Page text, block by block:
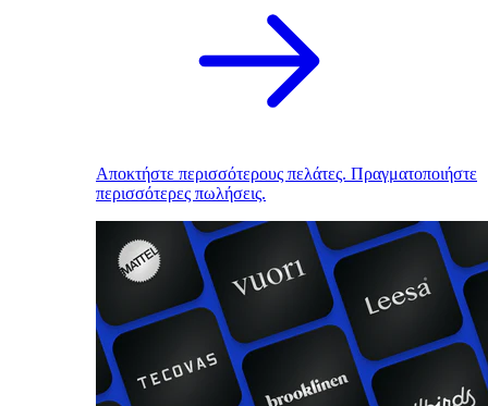
Αποκτήστε περισσότερους πελάτες. Πραγματοποιήστε
περισσότερες πωλήσεις.